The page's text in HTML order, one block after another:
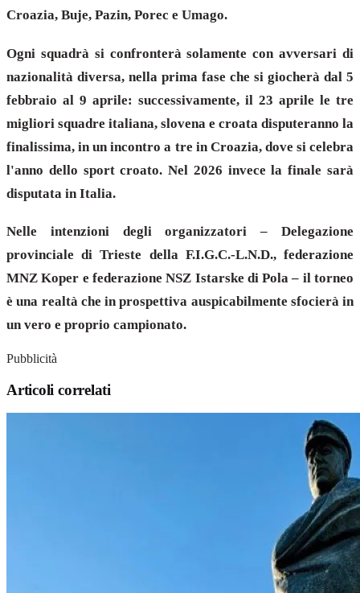
Croazia, Buje, Pazin, Porec e Umago.
Ogni squadrà si confronterà solamente con avversari di
nazionalità diversa, nella prima fase che si giocherà dal 5
febbraio al 9 aprile: successivamente, il 23 aprile le tre
migliori squadre italiana, slovena e croata disputeranno la
finalissima, in un incontro a tre in Croazia, dove si celebra
l'anno dello sport croato. Nel 2026 invece la finale sarà
disputata in Italia.
Nelle intenzioni degli organizzatori – Delegazione
provinciale di Trieste della F.I.G.C.-L.N.D., federazione
MNZ Koper e federazione NSZ Istarske di Pola – il torneo
è una realtà che in prospettiva auspicabilmente sfocierà in
un vero e proprio campionato.
Pubblicità
Articoli correlati